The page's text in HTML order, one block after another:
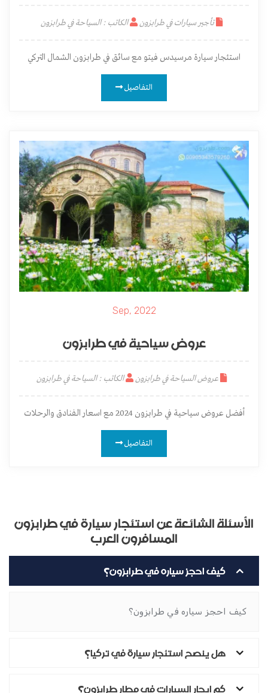
تأجير سيارات في طرابزون الكاتب : السياحة في طرابزون
استئجار سيارة مرسيدس فيتو مع سائق في طرابزون الشمال التركي
التفاصيل
Sep, 2022
عروض سياحية في طرابزون
عروض السياحة في طرابزون الكاتب : السياحة في طرابزون
أفضل عروض سياحية في طرابزون 2024 مع اسعار الفنادق والرحلات
التفاصيل
الأسئلة الشائعة عن استئجار سيارة في طرابزون
المسافرون العرب
كيف احجز سياره في طرابزون؟
كيف احجز سياره في طرابزون؟
هل ينصح استئجار سيارة في تركيا؟
كم ايجار السيارات في مطار طرابزون؟